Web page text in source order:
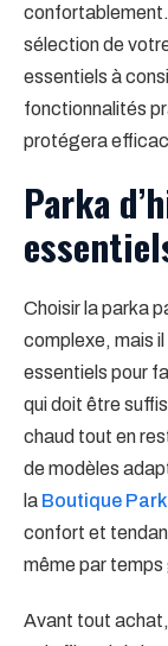
sélection de
essentiels à
fonctionnalités
protégera
Parka
Choisir la parka
complexe, mais
essentiels pour
qui doit être
chaud tout en
de modèles
la Boutique
confort et
même par temps
Avant tout